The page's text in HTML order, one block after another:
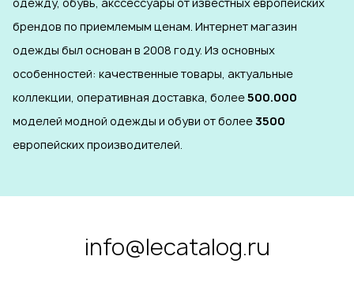
одежду, обувь, акссессуары от известных европейских
брендов по приемлемым ценам. Интернет магазин
одежды был основан в 2008 году. Из основных
особенностей: качественные товары, актуальные
коллекции, оперативная доставка, более500.000
моделей модной одежды и обуви от более3500
европейских производителей.
info@lecatalog.ru